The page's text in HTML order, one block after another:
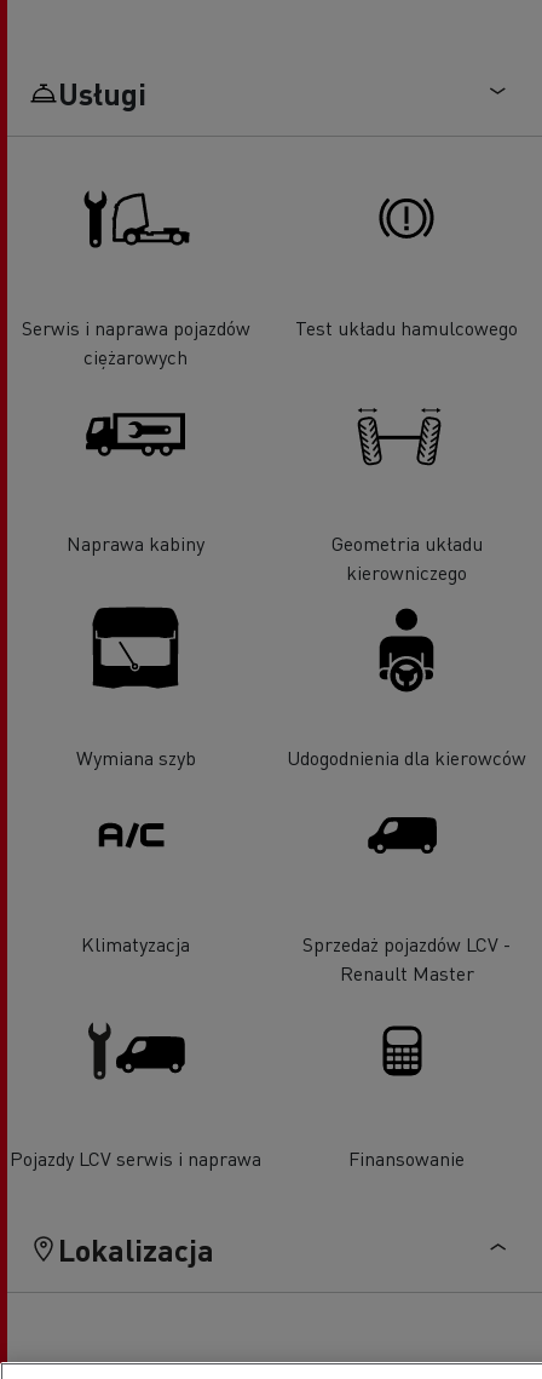
Usługi
Serwis i naprawa pojazdów
ciężarowych
Test układu hamulcowego
Naprawa kabiny
Geometria układu
kierowniczego
Wymiana szyb Udogodnienia dla kierowców
Klimatyzacja
Sprzedaż pojazdów LCV -
Renault Master
Pojazdy LCV serwis i naprawa Finansowanie
Lokalizacja